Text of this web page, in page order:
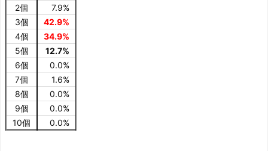
2個
7.9%
3個
42.9%
4個
34.9%
5個
12.7%
6個
0.0%
7個
1.6%
8個
0.0%
9個
0.0%
10個
0.0%